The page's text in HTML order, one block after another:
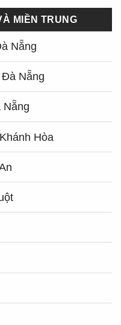
MIỀN TRUNG
Nẵng
Đà Nẵng
Nẵng
Hòa